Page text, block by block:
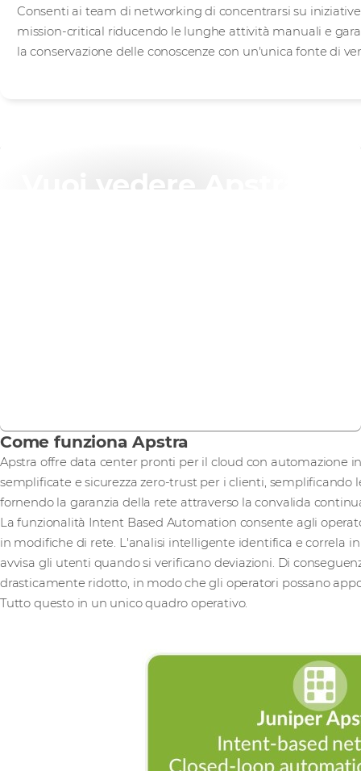
Consenti ai team di networking di concentrarsi su iniziative
mission-critical riducendo le lunghe attività manuali e
la conservazione delle conoscenze con un'unica fonte di
Vuoi vedere Apstra in
Come funziona Apstra
Apstra offre data center pronti per il cloud con automazione
semplificate e sicurezza zero-trust per i clienti, semplificando
fornendo la garanzia della rete attraverso la convalida
La funzionalità Intent Based Automation consente agli
in modifiche di rete. L'analisi intelligente identifica e correla
avvisa gli utenti quando si verificano deviazioni. Di
drasticamente ridotto, in modo che gli operatori possano
Tutto questo in un unico quadro operativo.